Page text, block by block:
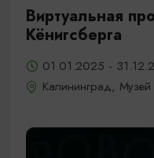
Виртуальная
Кёнигсберга
01.01.2025 -
Калининград,